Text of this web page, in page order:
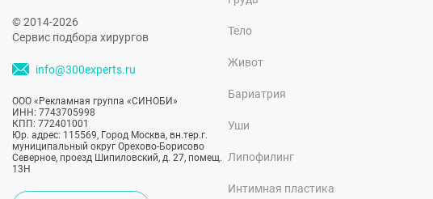
© 2014-2026
Сервис подбора хирургов
info@300experts.ru
ООО «Рекламная группа «СИНОБИ»
ИНН: 7743705998
КПП: 772401001
Юр. адрес: 115569, Город Москва, вн.тер.г.
муниципальный округ Орехово-Борисово
Северное, проезд Шипиловский, д. 27, помещ.
13Н
Тело
Живот
Бариатрия
Уши
Липофилинг
Интимная пластика